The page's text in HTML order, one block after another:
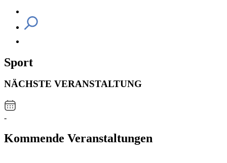
Sport
NÄCHSTE VERANSTALTUNG
-
Kommende Veranstaltungen